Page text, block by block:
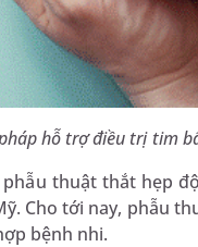
hỗ trợ điều trị tim
thuật thắt hẹp
Cho tới nay, phẫu
bệnh nhi.